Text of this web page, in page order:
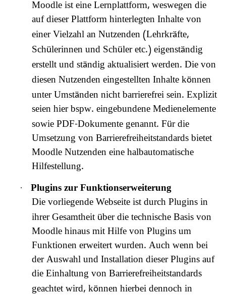
Moodle ist eine Lernplattform, weswegen die
auf dieser Plattform hinterlegten Inhalte von
einer Vielzahl an Nutzenden (Lehrkräfte,
Schülerinnen und Schüler etc.) eigenständig
erstellt und ständig aktualisiert werden. Die von
diesen Nutzenden eingestellten Inhalte können
unter Umständen nicht barrierefrei sein. Explizit
seien hier bspw. eingebundene Medienelemente
sowie PDF-Dokumente genannt. Für die
Umsetzung von Barrierefreiheitstandards bietet
Moodle Nutzenden eine halbautomatische
Hilfestellung.
·
Plugins zur Funktionserweiterung
Die vorliegende Webseite ist durch Plugins in
ihrer Gesamtheit über die technische Basis von
Moodle hinaus mit Hilfe von Plugins um
Funktionen erweitert wurden. Auch wenn bei
der Auswahl und Installation dieser Plugins auf
die Einhaltung von Barrierefreiheitstandards
geachtet wird, können hierbei dennoch in